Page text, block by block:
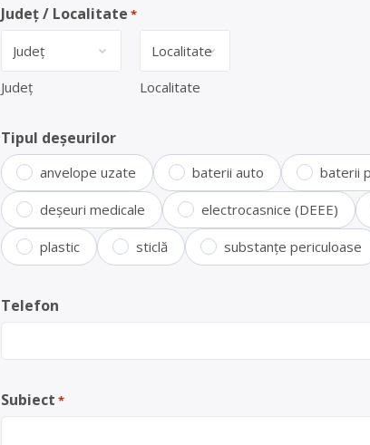
Județ / Localitate *
Județ Localitate
Tipul deșeurilor
anvelope uzate baterii auto baterii
deșeuri medicale electrocasnice (DEEE)
plastic sticlă substanțe periculoase
Telefon
Subiect *